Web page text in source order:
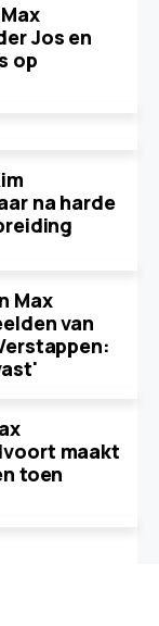
Jos en
op
na harde
Max
van
maakt
toen